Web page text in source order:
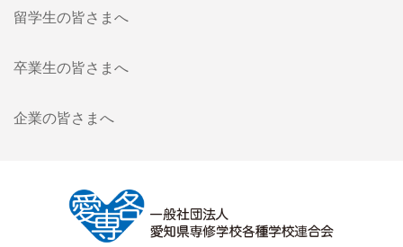
留学生の皆さまへ
卒業生の皆さまへ
企業の皆さまへ